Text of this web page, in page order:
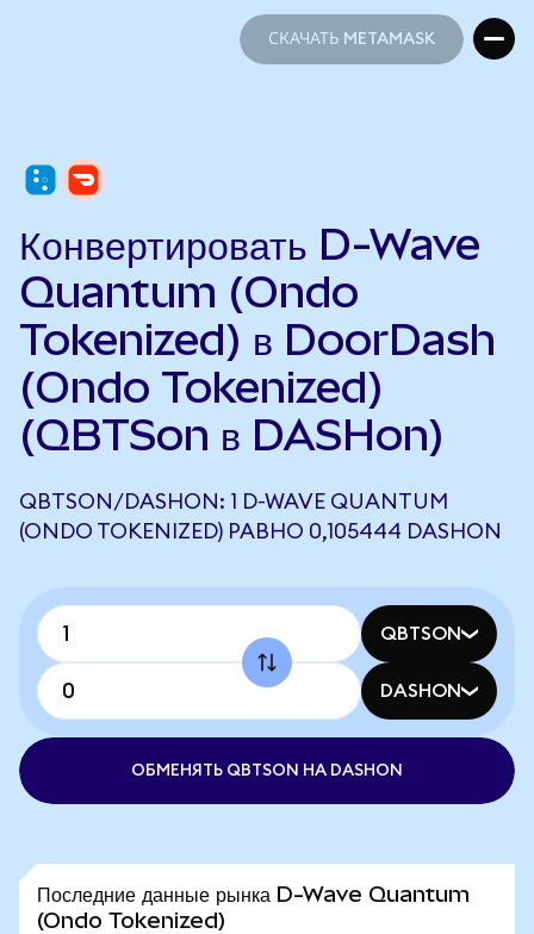
СКАЧАТЬ METAMASK
Конвертировать D-Wave
Quantum (Ondo
Tokenized) в DoorDash
(Ondo Tokenized)
(QBTSon в DASHon)
QBTSON/DASHON: 1 D-WAVE QUANTUM
(ONDO TOKENIZED) РАВНО 0,105444 DASHON
QBTSON
DASHON
ОБМЕНЯТЬ QBTSON НА DASHON
Последние данные рынка D-Wave Quantum
(Ondo Tokenized)